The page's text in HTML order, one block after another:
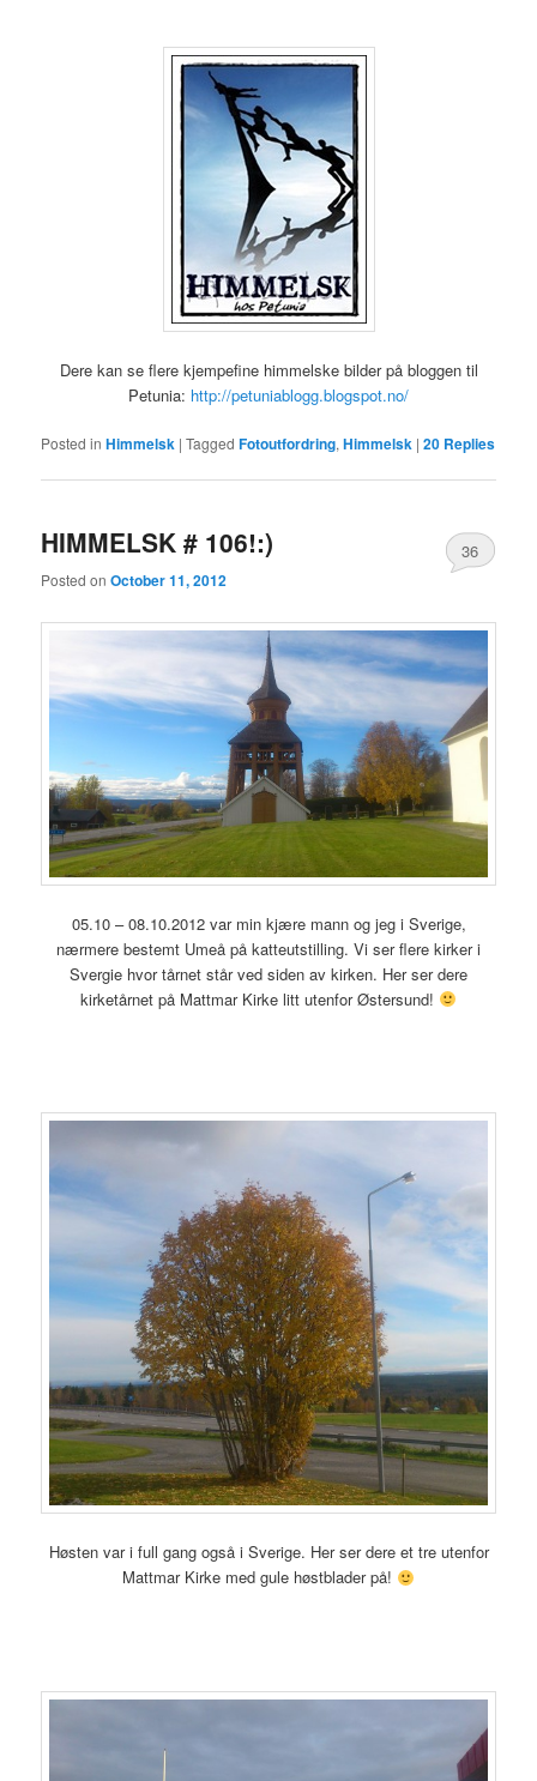
Dere kan se flere kjempefine himmelske bilder på bloggen til
Petunia: http://petuniablogg.blogspot.no/
Posted in Himmelsk |Tagged Fotoutfordring,Himmelsk |20 Replies
HIMMELSK # 106!:)
Posted onOctober 11, 2012
36
05.10 – 08.10.2012 var min kjære mann og jeg i Sverige,
nærmere bestemt Umeå på katteutstilling. Vi ser flere kirker i
Svergie hvor tårnet står ved siden av kirken. Her ser dere
kirketårnet på Mattmar Kirke litt utenfor Østersund!
Høsten var i full gang også i Sverige. Her ser dere et tre utenfor
Mattmar Kirke med gule høstblader på!